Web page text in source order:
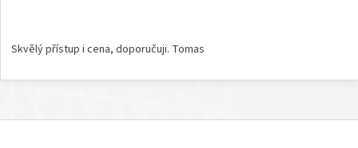
Skvělý přístup i cena, doporučuji. Tomas